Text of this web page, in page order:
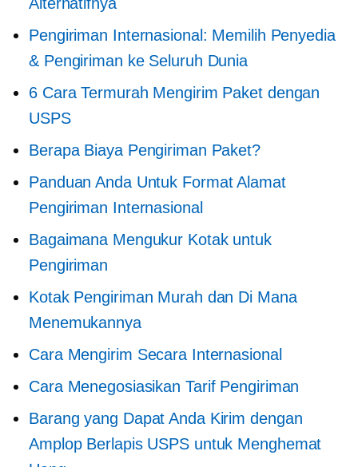
Pengiriman Internasional: Memilih Penyedia
& Pengiriman ke Seluruh Dunia
6 Cara Termurah Mengirim Paket dengan
USPS
Berapa Biaya Pengiriman Paket?
Panduan Anda Untuk Format Alamat
Pengiriman Internasional
Bagaimana Mengukur Kotak untuk
Pengiriman
Kotak Pengiriman Murah dan Di Mana
Menemukannya
Cara Mengirim Secara Internasional
Cara Menegosiasikan Tarif Pengiriman
Barang yang Dapat Anda Kirim dengan
Amplop Berlapis USPS untuk Menghemat